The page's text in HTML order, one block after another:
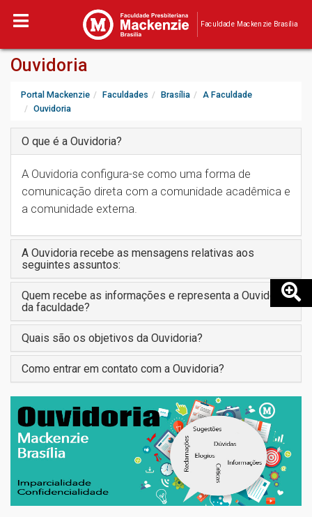
Faculdade Mackenzie Brasília
Ouvidoria
Portal Mackenzie Faculdades Brasília
A Faculdade
Ouvidoria
O que é a Ouvidoria?
A Ouvidoria configura-se como uma forma de
comunicação direta com a comunidade acadêmica e
a comunidade externa.
A Ouvidoria recebe as mensagens relativas aos
seguintes assuntos:
Quem recebe as informações e representa a Ouvidoria
da faculdade?
Quais são os objetivos da Ouvidoria?
Como entrar em contato com a Ouvidoria?